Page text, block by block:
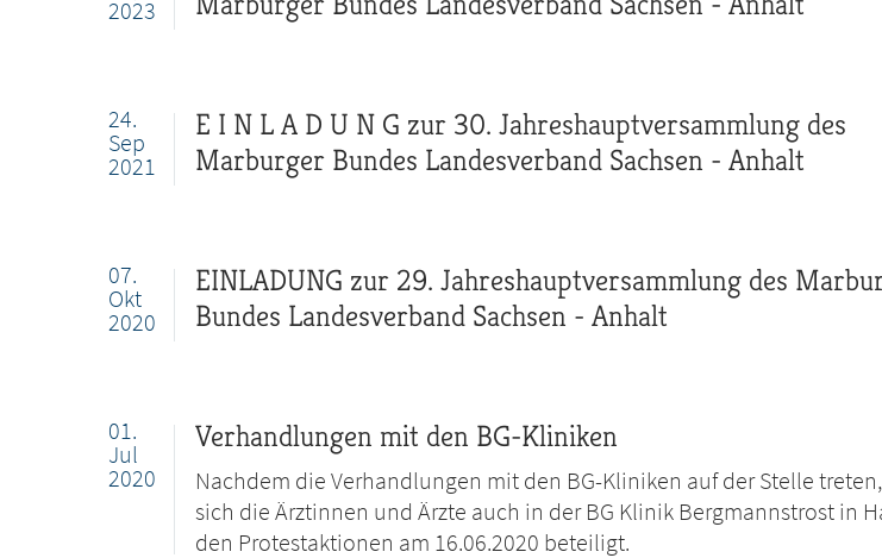
2023
24.
Sep
2021
E I N L A D U N G zur 30. Jahreshauptversammlung des
Marburger Bundes Landesverband Sachsen - Anhalt
07.
Okt
2020
EINLADUNG zur 29. Jahreshauptversammlung des
Bundes Landesverband Sachsen - Anhalt
01.
Jul
2020
Verhandlungen mit den BG-Kliniken
Nachdem die Verhandlungen mit den BG-Kliniken auf der Stelle
sich die Ärztinnen und Ärzte auch in der BG Klinik Bergmannstrost in
den Protestaktionen am 16.06.2020 beteiligt.